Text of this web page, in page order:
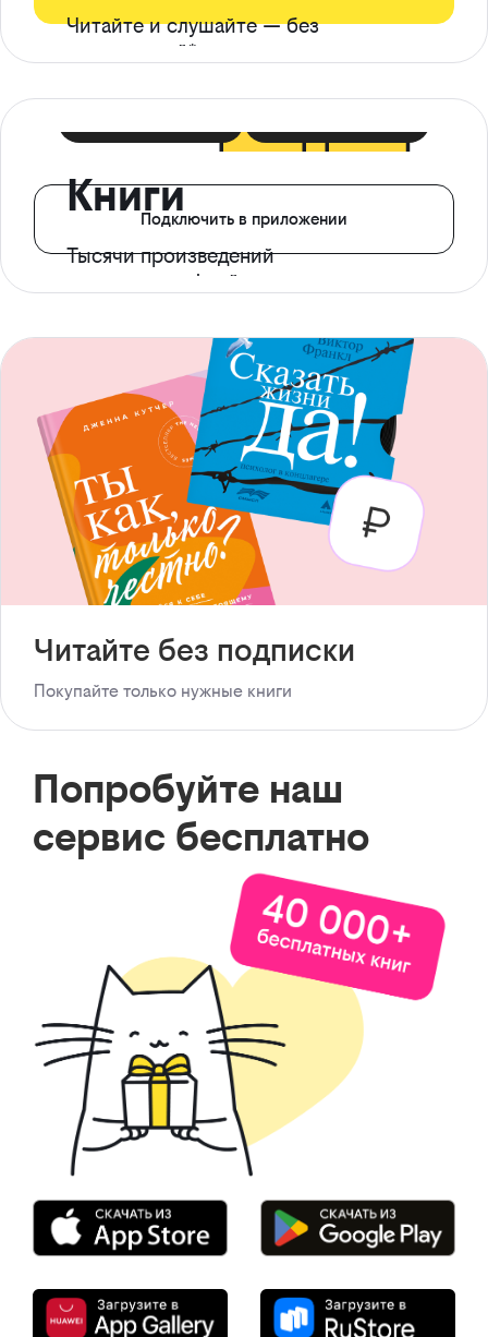
Читайте и слушайте — без
ограничений*
Книги
Тысячи произведений
с доступом офлайн
Подключить в приложении
Читайте без подписки
Покупайте только нужные книги
Попробуйте наш
сервис бесплатно